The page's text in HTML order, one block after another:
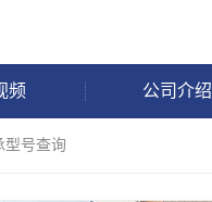
频 公司介绍
型号查询